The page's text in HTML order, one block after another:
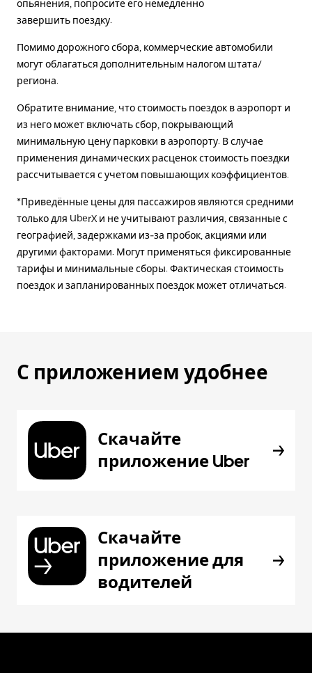
опьянения, попросите его немедленно
завершить поездку.
Помимо дорожного сбора, коммерческие автомобили
могут облагаться дополнительным налогом штата/
региона.
Обратите внимание, что стоимость поездок в аэропорт и
из него может включать сбор, покрывающий
минимальную цену парковки в аэропорту. В случае
применения динамических расценок стоимость поездки
рассчитывается с учетом повышающих коэффициентов.
*Приведённые цены для пассажиров являются средними
только для UberX и не учитывают различия, связанные с
географией, задержками из-за пробок, акциями или
другими факторами. Могут применяться фиксированные
тарифы и минимальные сборы. Фактическая стоимость
поездок и запланированных поездок может отличаться.
С приложением удобнее
Скачайте
приложение Uber
Скачайте
приложение для
водителей